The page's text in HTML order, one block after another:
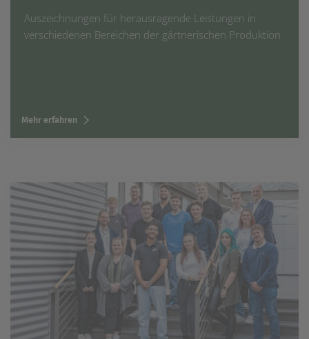
Auszeichnungen für herausragende Leistungen in
verschiedenen Bereichen der gärtnerischen Produktion
Mehr erfahren